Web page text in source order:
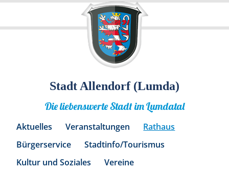
Stadt Allendorf (Lumda)
Die liebenswerte Stadt im Lumdatal
Aktuelles Veranstaltungen
Rathaus
Bürgerservice
Stadtinfo/Tourismus
Kultur und Soziales
Vereine